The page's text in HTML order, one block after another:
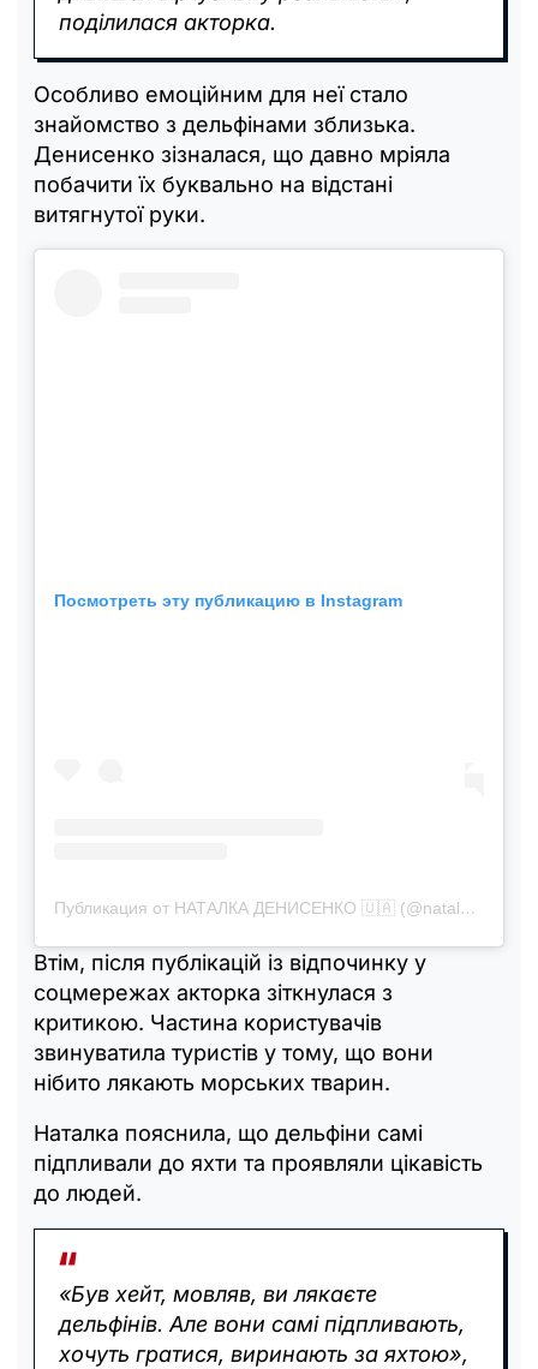
поділилася акторка.
Особливо емоційним для неї стало
знайомство з дельфінами зблизька.
Денисенко зізналася, що давно мріяла
побачити їх буквально на відстані
витягнутої руки.
Посмотреть эту публикацию в Instagram
Публикация от НАТАЛКА ДЕНИСЕНКО 🇺🇦 (@natalka_denisenko)
Втім, після публікацій із відпочинку у
соцмережах акторка зіткнулася з
критикою. Частина користувачів
звинуватила туристів у тому, що вони
нібито лякають морських тварин.
Наталка пояснила, що дельфіни самі
підпливали до яхти та проявляли цікавість
до людей.
«Був хейт, мовляв, ви лякаєте
дельфінів. Але вони самі підпливають,
хочуть гратися, виринають за яхтою»,